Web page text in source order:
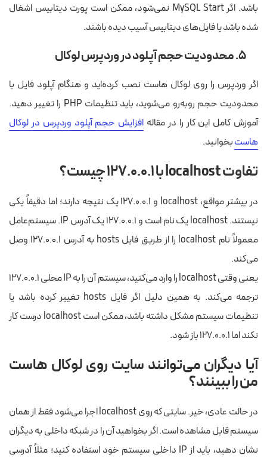
باشد. اگر MySQL Start نمی‌شود، ممکن است پورت دیتابیس اشغال
شده باشد یا فایل‌های دیتابیس آسیب دیده باشند.
۵. محدودیت حجم آپلود در وردپرس لوکال
اگر وردپرس را روی لوکال هاست نصب کرده‌اید و هنگام آپلود فایل با
محدودیت حجم روبه‌رو می‌شوید، باید تنظیمات PHP را تغییر دهید.
آموزش کامل این کار را در مقاله افزایش حجم آپلود وردپرس در لوکال
هاستبخوانید.
تفاوت localhost با ۱۲۷.۰.۰.۱ چیست؟
در بیشتر مواقع، localhost و ۱۲۷.۰.۰.۱ یک نتیجه دارند؛ اما دقیقاً یکی
نیستند. localhost یک نام است و ۱۲۷.۰.۰.۱ یک آدرس IP. سیستم‌عامل
معمولاً نام localhost را از طریق فایل hosts به آدرس ۱۲۷.۰.۰.۱ وصل
می‌کند.
یعنی وقتی localhost را وارد می‌کنید، سیستم آن را به IP محلی ۱۲۷.۰.۰.۱
ترجمه می‌کند. به همین دلیل اگر فایل hosts تغییر کرده باشد یا
تنظیمات سیستم مشکل داشته باشد، ممکن است localhost درست کار
نکند اما ۱۲۷.۰.۰.۱ باز شود.
آیا دیگران می‌توانند سایت روی لوکال هاست
من را ببینند؟
در حالت عادی، خیر. سایتی که روی localhost اجرا می‌شود فقط از همان
سیستم قابل مشاهده است. اگر بخواهید آن را در شبکه داخلی به دیگران
نشان دهید، باید از IP داخلی سیستم خود استفاده کنید؛ مثلاً آدرسی